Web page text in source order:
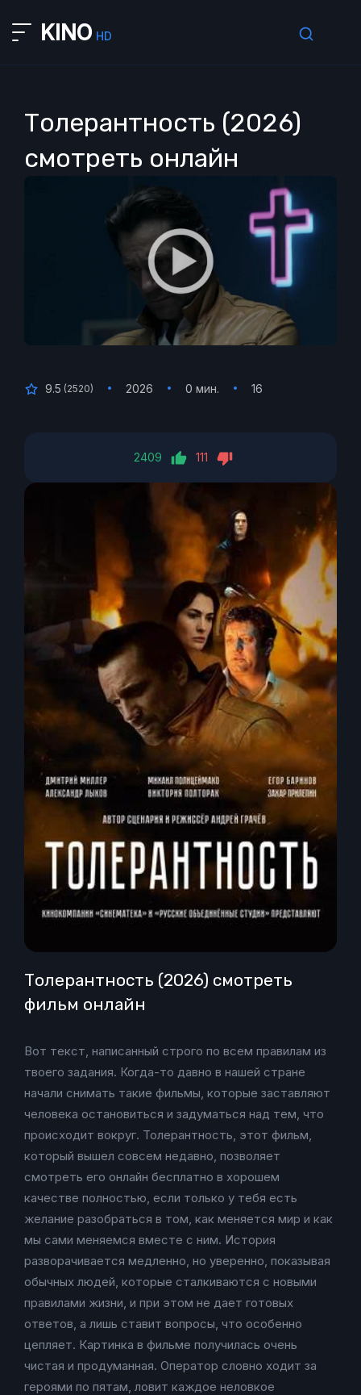
KINO HD
Толерантность (2026)
смотреть онлайн
9.5 (2520) 2026 0 мин. 16
2409 111
Толерантность (2026) смотреть
фильм онлайн
Вот текст, написанный строго по всем правилам из
твоего задания. Когда-то давно в нашей стране
начали снимать такие фильмы, которые заставляют
человека остановиться и задуматься над тем, что
происходит вокруг. Толерантность, этот фильм,
который вышел совсем недавно, позволяет
смотреть его онлайн бесплатно в хорошем
качестве полностью, если только у тебя есть
желание разобраться в том, как меняется мир и как
мы сами меняемся вместе с ним. История
разворачивается медленно, но уверенно, показывая
обычных людей, которые сталкиваются с новыми
правилами жизни, и при этом не дает готовых
ответов, а лишь ставит вопросы, что особенно
цепляет. Картинка в фильме получилась очень
чистая и продуманная. Оператор словно ходит за
героями по пятам, ловит каждое неловкое